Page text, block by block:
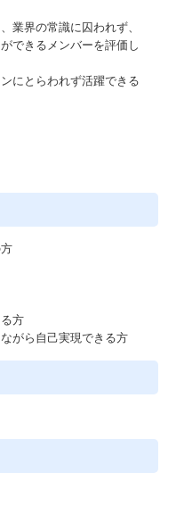
業界の常識に囚われず、
できるメンバーを評価し
にとらわれず活躍できる
方
がら自己実現できる方